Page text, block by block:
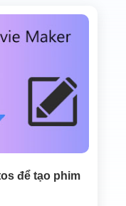
để tạo phim